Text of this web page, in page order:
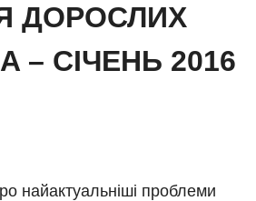
ДОРОСЛИХ
– СІЧЕНЬ 2016
найактуальніші проблеми